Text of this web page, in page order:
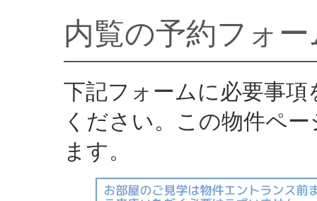
内覧の予約フォー
下記フォームに必要事
ください。この物件ペ
ます。